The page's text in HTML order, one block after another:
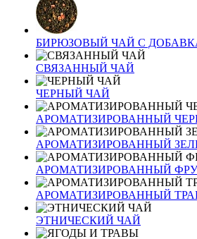
БИРЮЗОВЫЙ ЧАЙ С
СВЯЗАННЫЙ ЧАЙ
ЧЕРНЫЙ ЧАЙ
АРОМАТИЗИРОВАННЫЙ
АРОМАТИЗИРОВАННЫЙ
АРОМАТИЗИРОВАННЫЙ
АРОМАТИЗИРОВАННЫЙ
ЭТНИЧЕСКИЙ ЧАЙ